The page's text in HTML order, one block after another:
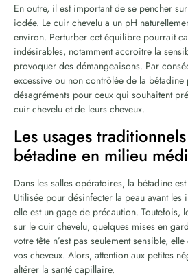
En outre, il est important de se pencher
iodée. Le cuir chevelu a un pH
environ. Perturber cet équilibre pourrait
indésirables, notamment accroître la
provoquer des démangeaisons. Par
excessive ou non contrôlée de la bétadine
désagréments pour ceux qui souhaitent
cuir chevelu et de leurs cheveux.
Les usages
bétadine en milieu
Dans les salles opératoires, la bétadine
Utilisée pour désinfecter la peau avant les
elle est un gage de précaution. Toutefois,
sur le cuir chevelu, quelques mises en
votre tête n’est pas seulement sensible,
vos cheveux. Alors, attention aux petites
altérer la santé capillaire.